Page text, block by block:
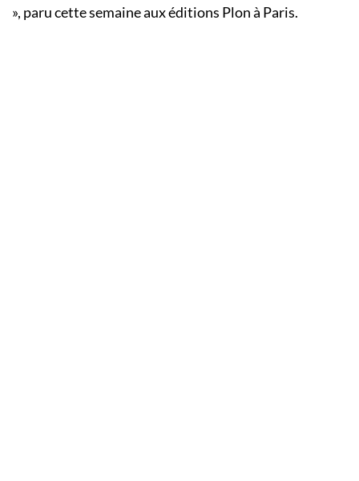
», paru cette semaine aux éditions Plon à Paris.